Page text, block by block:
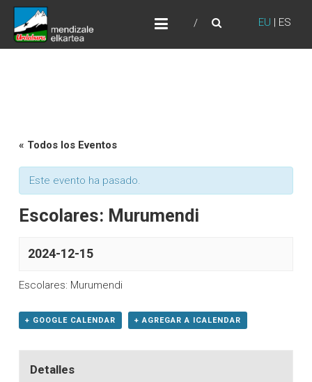
Skip
content
EU | ES
URDABURU
Grupo de Montaña
« Todos los Eventos
Este evento ha pasado.
Escolares: Murumendi
2024-12-15
Escolares: Murumendi
+ GOOGLE CALENDAR + AGREGAR A ICALENDAR
Detalles